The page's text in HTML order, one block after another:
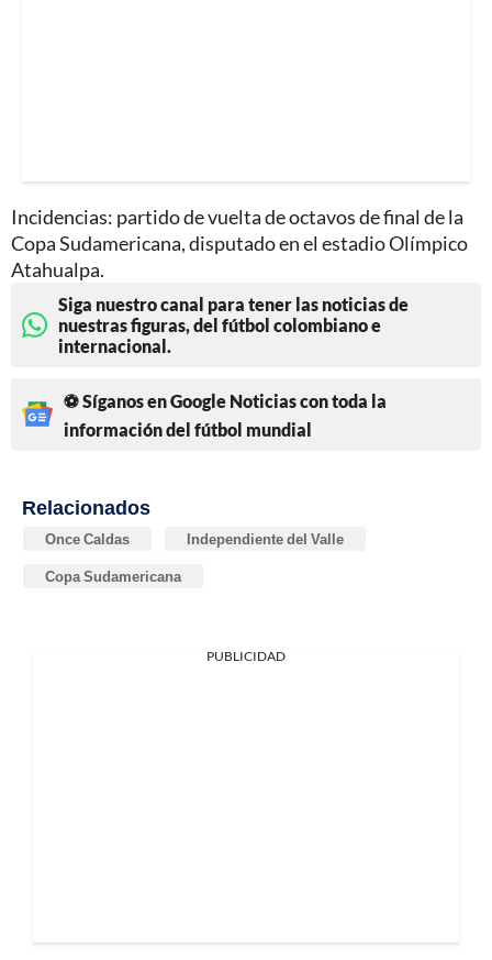
Incidencias: partido de vuelta de octavos de final de la
Copa Sudamericana, disputado en el estadio Olímpico
Atahualpa.
Siga nuestro canal para tener las noticias de
nuestras figuras, del fútbol colombiano e
internacional.
⚽ Síganos en Google Noticias con toda la
información del fútbol mundial
Relacionados
Once Caldas Independiente del Valle
Copa Sudamericana
PUBLICIDAD